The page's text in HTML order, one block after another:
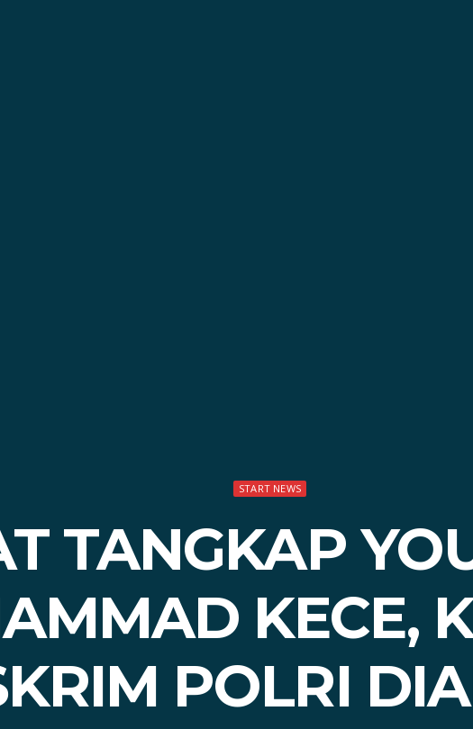
START NEWS
TANGKAP
KECE,
POLRI